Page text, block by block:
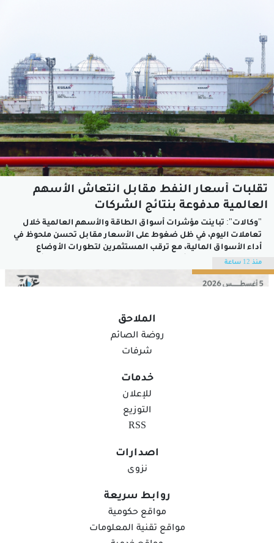
تقلبات أسعار النفط مقابل انتعاش الأسهم
العالمية مدفوعة بنتائج الشركات
"وكالات": تباينت مؤشرات أسواق الطاقة والأسهم العالمية خلال
تعاملات اليوم، في ظل ضغوط على الأسعار مقابل تحسن ملحوظ في
أداء الأسواق المالية، مع ترقب المستثمرين لتطورات الأوضاع
الجيوسياسية ونتائج أعمال الشركات الكبرى. وبينما شهدت أسعار
النفط تقلبات ملحوظة وسط مؤشرات على وفرة الإمدادات، تلقت
أسواق الأسهم دعمًا من صعود قطاع...
منذ 12 ساعة
الملاحق
روضة الصائم
شرفات
خدمات
للإعلان
التوزيع
RSS
اصدارات
نزوى
روابط سريعة
مواقع حكومية
مواقع تقنية المعلومات